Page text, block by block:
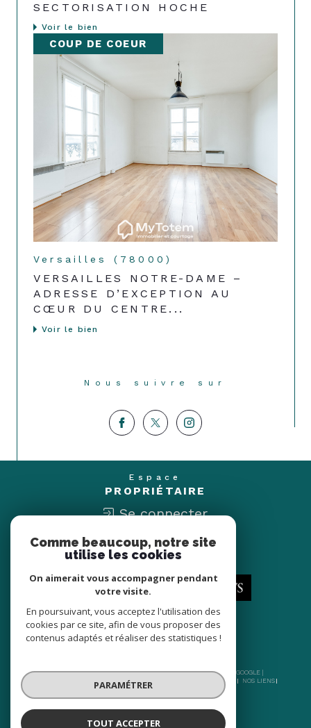
SECTORISATION HOCHE
Voir le bien
COUP DE COEUR
Versailles (78000)
VERSAILLES NOTRE-DAME –
ADRESSE D’EXCEPTION AU
CŒUR DU CENTRE...
Voir le bien
Nous suivre sur
Espace
PROPRIÉTAIRE
Se connecter
Nous
ADHÉRONS
© 2026 | TOUS DROITS RÉSERVÉS | TRADUCTION POWERED BY GOOGLE |
PLAN DU SITE MENTIONS LÉGALES ADMIN
NOS LIENS
POLITIQUE RGPD
Comme beaucoup, notre site
utilise les cookies
On aimerait vous accompagner pendant
votre visite.
En poursuivant, vous acceptez l'utilisation des
cookies par ce site, afin de vous proposer des
contenus adaptés et réaliser des statistiques !
PARAMÉTRER
TOUT ACCEPTER